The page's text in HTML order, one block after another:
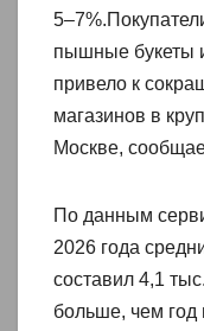
пышные букеты
привело к
магазинов в
Москве,
По данным
2026 года
составил 4,1
больше, чем год